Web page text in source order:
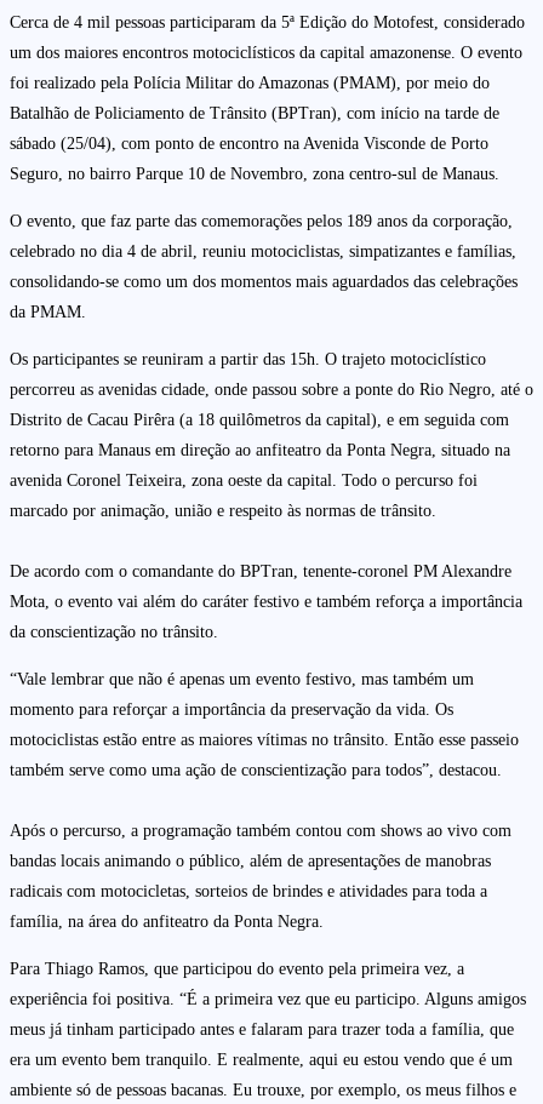
Cerca de 4 mil pessoas participaram da 5ª Edição do Motofest, considerado
um dos maiores encontros motociclísticos da capital amazonense. O evento
foi realizado pela Polícia Militar do Amazonas (PMAM), por meio do
Batalhão de Policiamento de Trânsito (BPTran), com início na tarde de
sábado (25/04), com ponto de encontro na Avenida Visconde de Porto
Seguro, no bairro Parque 10 de Novembro, zona centro-sul de Manaus.
O evento, que faz parte das comemorações pelos 189 anos da corporação,
celebrado no dia 4 de abril, reuniu motociclistas, simpatizantes e famílias,
consolidando-se como um dos momentos mais aguardados das celebrações
da PMAM.
Os participantes se reuniram a partir das 15h. O trajeto motociclístico
percorreu as avenidas cidade, onde passou sobre a ponte do Rio Negro, até o
Distrito de Cacau Pirêra (a 18 quilômetros da capital), e em seguida com
retorno para Manaus em direção ao anfiteatro da Ponta Negra, situado na
avenida Coronel Teixeira, zona oeste da capital. Todo o percurso foi
marcado por animação, união e respeito às normas de trânsito.
De acordo com o comandante do BPTran, tenente-coronel PM Alexandre
Mota, o evento vai além do caráter festivo e também reforça a importância
da conscientização no trânsito.
“Vale lembrar que não é apenas um evento festivo, mas também um
momento para reforçar a importância da preservação da vida. Os
motociclistas estão entre as maiores vítimas no trânsito. Então esse passeio
também serve como uma ação de conscientização para todos”, destacou.
Após o percurso, a programação também contou com shows ao vivo com
bandas locais animando o público, além de apresentações de manobras
radicais com motocicletas, sorteios de brindes e atividades para toda a
família, na área do anfiteatro da Ponta Negra.
Para Thiago Ramos, que participou do evento pela primeira vez, a
experiência foi positiva. “É a primeira vez que eu participo. Alguns amigos
meus já tinham participado antes e falaram para trazer toda a família, que
era um evento bem tranquilo. E realmente, aqui eu estou vendo que é um
ambiente só de pessoas bacanas. Eu trouxe, por exemplo, os meus filhos e